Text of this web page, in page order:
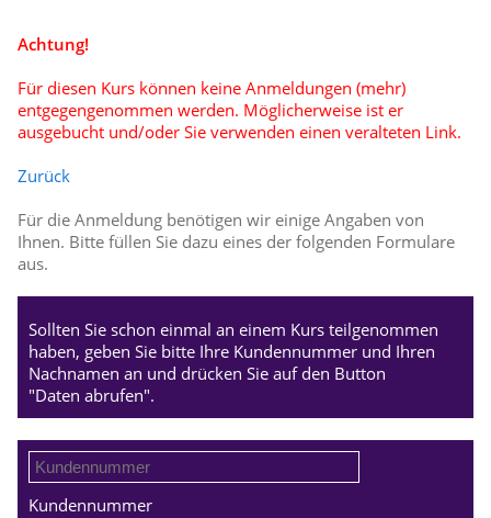
Achtung!
Für diesen Kurs können keine Anmeldungen (mehr)
entgegengenommen werden. Möglicherweise ist er
ausgebucht und/oder Sie verwenden einen veralteten Link.
Zurück
Für die Anmeldung benötigen wir einige Angaben von
Ihnen. Bitte füllen Sie dazu eines der folgenden Formulare
aus.
Sollten Sie schon einmal an einem Kurs teilgenommen
haben, geben Sie bitte Ihre Kundennummer und Ihren
Nachnamen an und drücken Sie auf den Button
"Daten abrufen".
Kundennummer